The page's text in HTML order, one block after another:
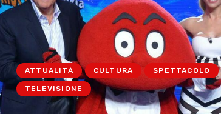
ATTUALITÀ CULTURA SPETTACOLO
TELEVISIONE